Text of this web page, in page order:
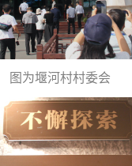
图为堰河村村委会